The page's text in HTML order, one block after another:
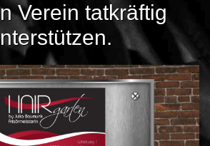
Verein tatkräftig